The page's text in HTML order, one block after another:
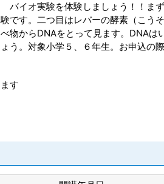
イオ実験を体験しましょう！！ま
です。二つ目はレバーの酵素（こう
物からDNAをとって見ます。DNA
う。対象小学５、６年生。お申込の
す